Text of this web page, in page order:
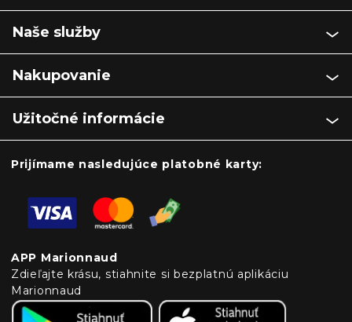
Naše služby
Nakupovanie
Užitočné informácie
Prijímame nasledujúce platobné karty:
APP Marionnaud
Zdieľajte krásu, stiahnite si bezplatnú aplikáciu
Marionnaud